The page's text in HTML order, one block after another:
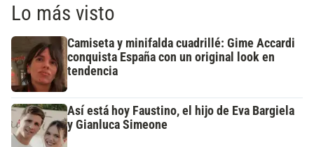
Lo más visto
Camiseta y minifalda cuadrillé: Gime Accardi
conquista España con un original look en
tendencia
Así está hoy Faustino, el hijo de Eva Bargiela
y Gianluca Simeone